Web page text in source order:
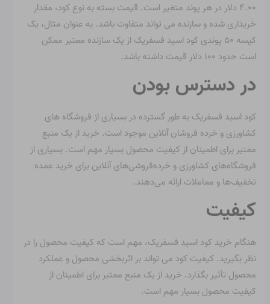
۴.۰۰ دلار در هر پوند متغیر است. قیمت بسته به نوع کود، مقدار
خریداری شده و سازنده می تواند متفاوت باشد. به عنوان مثال، یک
کیسه ۵۰ پوندی کود اسید فسفریک از یک سازنده معتبر ممکن
است حدود ۱۰۰ دلار قیمت داشته باشد.
در دسترس بودن
کود اسید فسفریک به طور گسترده در بسیاری از فروشگاه های
کشاورزی و خرده فروشان آنلاین موجود است. خرید از یک منبع
معتبر برای اطمینان از کیفیت محصول بسیار مهم است. بسیاری از
فروشگاه‌های کشاورزی و خرده‌فروشی‌های آنلاین برای خرید عمده
تخفیف‌ها و معاملات ارائه می‌دهند.
کیفیت
هنگام خرید کود اسید فسفریک، مهم است که کیفیت محصول را در
نظر بگیرید. کیفیت کود می تواند بر اثربخشی محصول و عملکرد
محصول تأثیر بگذارد. خرید از یک منبع معتبر برای اطمینان از
کیفیت محصول بسیار مهم است.